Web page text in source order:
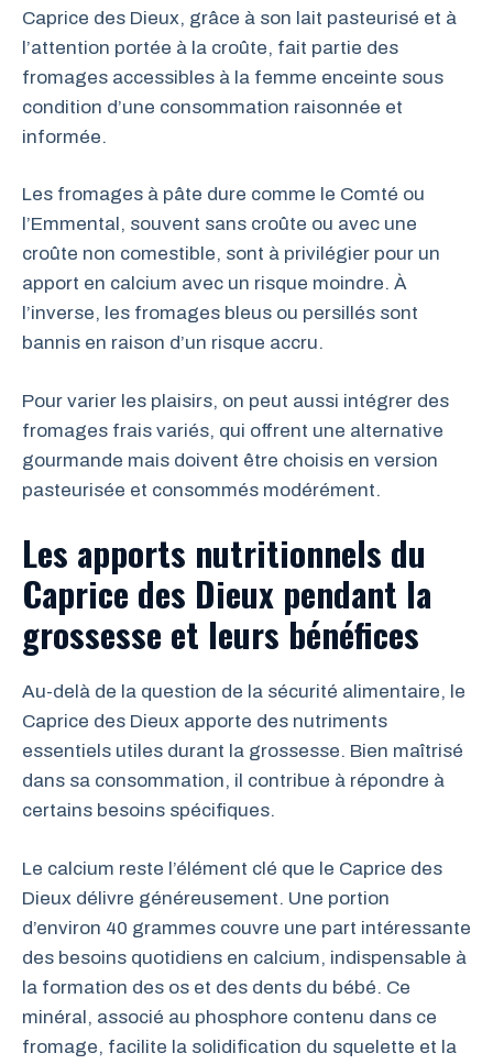
Caprice des Dieux, grâce à son lait pasteurisé et à
l’attention portée à la croûte, fait partie des
fromages accessibles à la femme enceinte sous
condition d’une consommation raisonnée et
informée.
Les fromages à pâte dure comme le Comté ou
l’Emmental, souvent sans croûte ou avec une
croûte non comestible, sont à privilégier pour un
apport en calcium avec un risque moindre. À
l’inverse, les fromages bleus ou persillés sont
bannis en raison d’un risque accru.
Pour varier les plaisirs, on peut aussi intégrer des
fromages frais variés, qui offrent une alternative
gourmande mais doivent être choisis en version
pasteurisée et consommés modérément.
Les apports nutritionnels du
Caprice des Dieux pendant la
grossesse et leurs bénéfices
Au-delà de la question de la sécurité alimentaire, le
Caprice des Dieux apporte des nutriments
essentiels utiles durant la grossesse. Bien maîtrisé
dans sa consommation, il contribue à répondre à
certains besoins spécifiques.
Le calcium reste l’élément clé que le Caprice des
Dieux délivre généreusement. Une portion
d’environ 40 grammes couvre une part intéressante
des besoins quotidiens en calcium, indispensable à
la formation des os et des dents du bébé. Ce
minéral, associé au phosphore contenu dans ce
fromage, facilite la solidification du squelette et la